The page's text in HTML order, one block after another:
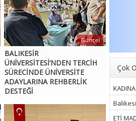
Çok
ETİ
BALIKESİR
ÜNİVERSİTESİ’NDEN TERCİH
SÜRECİNDE ÜNİVERSİTE
ADAYLARINA REHBERLİK
DESTEĞİ
Güncel